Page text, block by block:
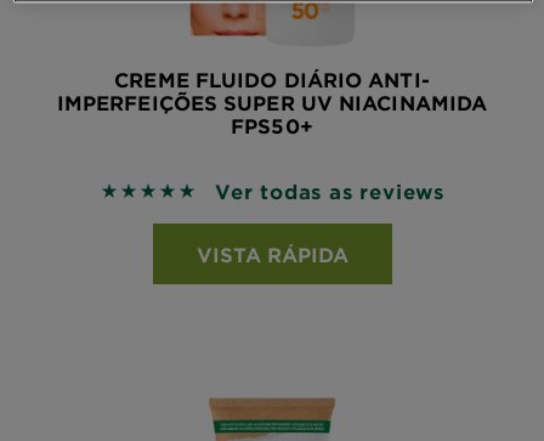
CREME FLUIDO DIÁRIO ANTI-
IMPERFEIÇÕES SUPER UV NIACINAMIDA
FPS50+
5 out of 5 stars based on reviews
Ver todas as reviews
VISTA RÁPIDA